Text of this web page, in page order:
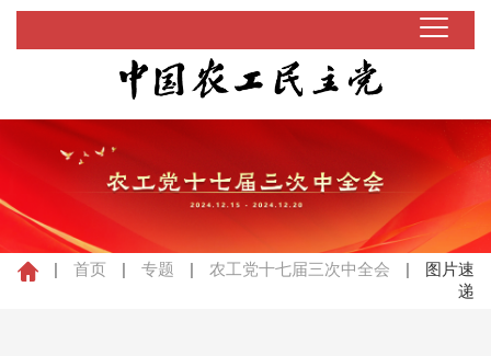
| 首页 | 专题 | 农工党十七届三次中全会 |
图片速
递